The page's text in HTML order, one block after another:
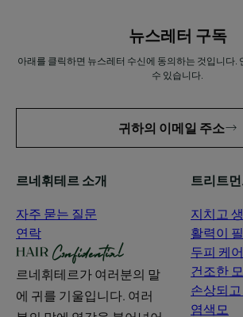
뉴스레터 구독
아래를 클릭하면 뉴스레터 수신에 동의하는 것입니다.
수 있습니다.
귀하의 이메일 주소
르네휘테르 소개
자주 묻는 질문
연락
르네휘테르가 여러분의 말
에 귀를 기울입니다. 여러
트리트
지치고
활력이
두피 케어
건조한
손상되
염색모